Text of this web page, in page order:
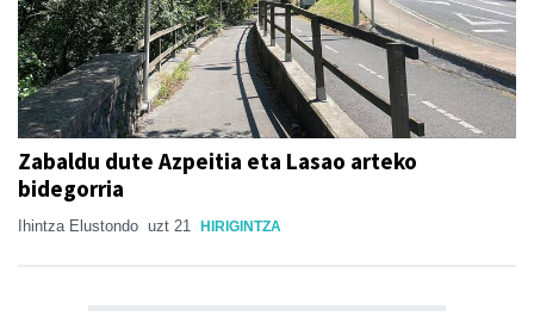
Zabaldu dute Azpeitia eta Lasao arteko
bidegorria
Ihintza Elustondo uzt 21 HIRIGINTZA